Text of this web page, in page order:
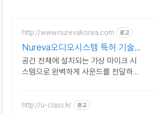
http://www.nurevakorea.com 광고
Nureva오디오시스템 특허 기술의
가상 마이크로폰
공간 전체에 설치되는 가상 마이크 시
스템으로 완벽하게 사운드를 전달하는
http://u-class.kr 광고